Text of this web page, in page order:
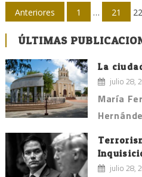
Navegación
de
entradas
Anteriores 1 … 21 22
ÚLTIMAS
La
julio 28,
María
julio 28,